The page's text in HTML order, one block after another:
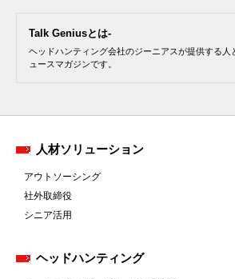
Talk Geniusとは-
ヘッドハンティング会社のジーニアスが提供する人
ュースマガジンです。
人材ソリューション
アウトソーシング
社外取締役
シニア活用
ヘッドハンティング